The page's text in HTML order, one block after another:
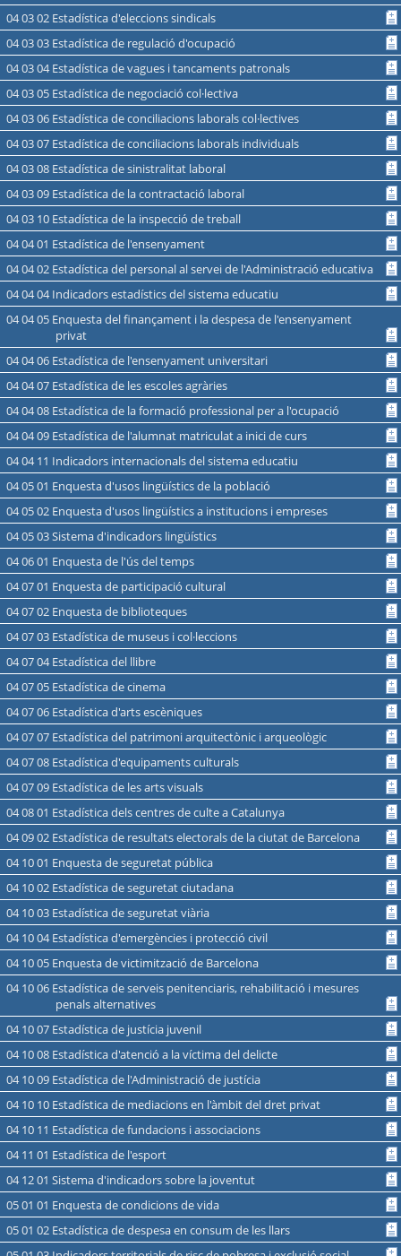
04 03 02 Estadística d'eleccions sindicals
04 03 03 Estadística de regulació d'ocupació
04 03 04 Estadística de vagues i tancaments patronals
04 03 05 Estadística de negociació col·lectiva
04 03 06 Estadística de conciliacions laborals col·lectives
04 03 07 Estadística de conciliacions laborals individuals
04 03 08 Estadística de sinistralitat laboral
04 03 09 Estadística de la contractació laboral
04 03 10 Estadística de la inspecció de treball
04 04 01 Estadística de l'ensenyament
04 04 02 Estadística del personal al servei de l'Administració educativa
04 04 04 Indicadors estadístics del sistema educatiu
04 04 05 Enquesta del finançament i la despesa de l'ensenyament
privat
04 04 06 Estadística de l'ensenyament universitari
04 04 07 Estadística de les escoles agràries
04 04 08 Estadística de la formació professional per a l'ocupació
04 04 09 Estadística de l'alumnat matriculat a inici de curs
04 04 11 Indicadors internacionals del sistema educatiu
04 05 01 Enquesta d'usos lingüístics de la població
04 05 02 Enquesta d'usos lingüístics a institucions i empreses
04 05 03 Sistema d'indicadors lingüístics
04 06 01 Enquesta de l'ús del temps
04 07 01 Enquesta de participació cultural
04 07 02 Enquesta de biblioteques
04 07 03 Estadística de museus i col·leccions
04 07 04 Estadística del llibre
04 07 05 Estadística de cinema
04 07 06 Estadística d'arts escèniques
04 07 07 Estadística del patrimoni arquitectònic i arqueològic
04 07 08 Estadística d'equipaments culturals
04 07 09 Estadística de les arts visuals
04 08 01 Estadística dels centres de culte a Catalunya
04 09 02 Estadística de resultats electorals de la ciutat de Barcelona
04 10 01 Enquesta de seguretat pública
04 10 02 Estadística de seguretat ciutadana
04 10 03 Estadística de seguretat viària
04 10 04 Estadística d'emergències i protecció civil
04 10 05 Enquesta de victimització de Barcelona
04 10 06 Estadística de serveis penitenciaris, rehabilitació i mesures
penals alternatives
04 10 07 Estadística de justícia juvenil
04 10 08 Estadística d'atenció a la víctima del delicte
04 10 09 Estadística de l'Administració de justícia
04 10 10 Estadística de mediacions en l'àmbit del dret privat
04 10 11 Estadística de fundacions i associacions
04 11 01 Estadística de l'esport
04 12 01 Sistema d'indicadors sobre la joventut
05 01 01 Enquesta de condicions de vida
05 01 02 Estadística de despesa en consum de les llars